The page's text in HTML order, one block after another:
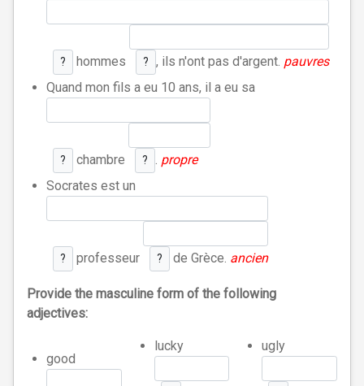
? hommes ? , ils n'ont pas d'argent. pauvres
Quand mon fils a eu 10 ans, il a eu sa
? chambre ?
propre
Socrates est un
? professeur ? de Grèce. ancien
Provide the masculine form of the following
adjectives:
good
lucky ugly